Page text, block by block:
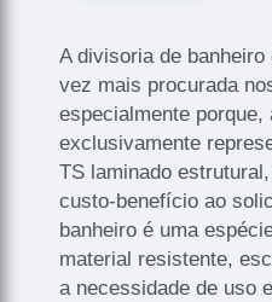
A divisoria de
vez mais procurada
especialmente porque,
exclusivamente
TS laminado
custo-benefício ao
banheiro é uma
material resistente,
a necessidade de uso